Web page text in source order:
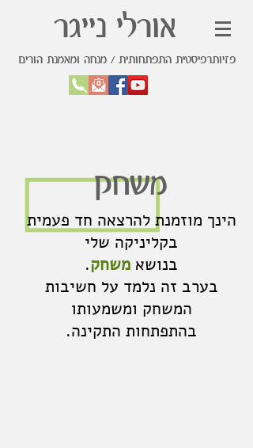
אורלי נייגר
פזיותרפיסטית התפתחותית / מנחה ומאמנת הורים
משחק
הינך מוזמנת להרצאה חד פעמית
בקליניקה שלי
בנושא משחק.
בערב זה נלמד על חשיבות
המשחק ומשמעותו
בהתפתחות התקינה.